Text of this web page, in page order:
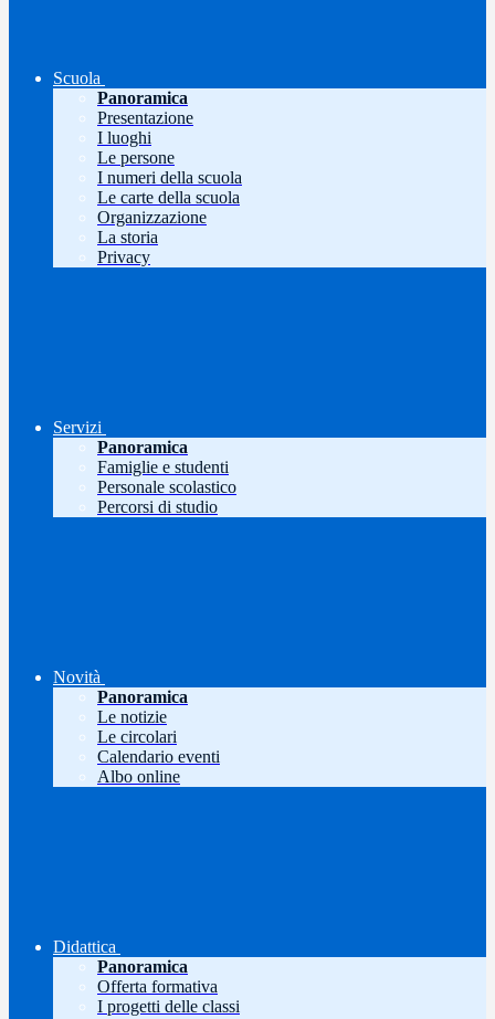
Scuola
Panoramica
Presentazione
I luoghi
Le persone
I numeri della scuola
Le carte della scuola
Organizzazione
La storia
Privacy
Servizi
Panoramica
Famiglie e studenti
Personale scolastico
Percorsi di studio
Novità
Panoramica
Le notizie
Le circolari
Calendario eventi
Albo online
Didattica
Panoramica
Offerta formativa
I progetti delle classi